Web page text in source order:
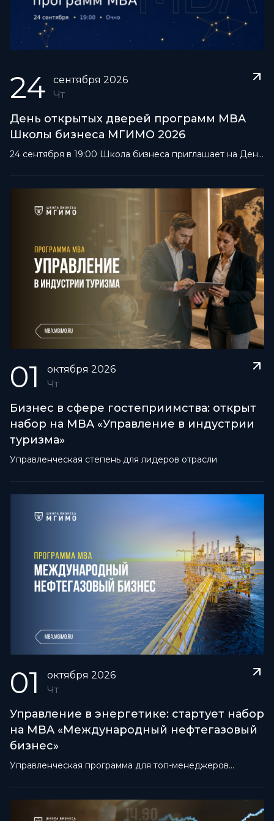
24 сентября 2026
Чт
День открытых дверей программ MBA
Школы бизнеса МГИМО 2026
24 сентября в 19:00 Школа бизнеса приглашает на День
01 октября 2026
Чт
Бизнес в сфере гостеприимства: открыт
набор на MBA «Управление в индустрии
туризма»
Управленческая степень для лидеров отрасли
01 октября 2026
Чт
Управление в энергетике: стартует набор
на MBA «Международный нефтегазовый
бизнес»
Управленческая программа для топ-менеджеров